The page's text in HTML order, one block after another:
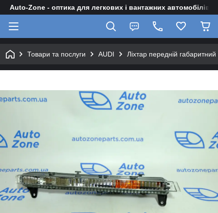
Auto-Zone - оптика для легкових і вантажних автомобілів
Товари та послуги AUDI Ліхтар передній